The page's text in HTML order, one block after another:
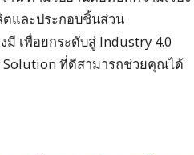
ตและประกอบชิ้นส่วน
มี เพื่อยกระดับสู่ Industry 4.0
ที่ดีสามารถช่วยคุณได้